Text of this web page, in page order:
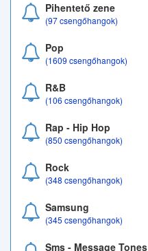
Pihentető zene
(97 csengőhangok)
Pop
(1609 csengőhangok)
R&B
(106 csengőhangok)
Rap - Hip Hop
(850 csengőhangok)
Rock
(348 csengőhangok)
Samsung
(345 csengőhangok)
Sms - Message Tones